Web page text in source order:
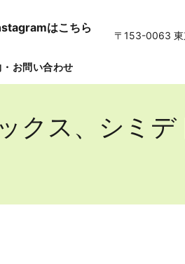
お問い合わせ
はこちら
〒153-0063 東
クス、シミデ